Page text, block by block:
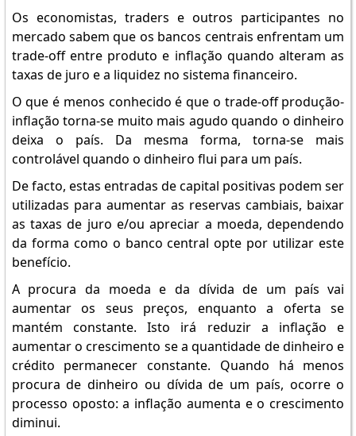
Os economistas, traders e outros participantes no
mercado sabem que os bancos centrais enfrentam um
trade-off entre produto e inflação quando alteram as
taxas de juro e a liquidez no sistema financeiro.
O que é menos conhecido é que o trade-off produção-
inflação torna-se muito mais agudo quando o dinheiro
deixa o país. Da mesma forma, torna-se mais
controlável quando o dinheiro flui para um país.
De facto, estas entradas de capital positivas podem ser
utilizadas para aumentar as reservas cambiais, baixar
as taxas de juro e/ou apreciar a moeda, dependendo
da forma como o banco central opte por utilizar este
benefício.
A procura da moeda e da dívida de um país vai
aumentar os seus preços, enquanto a oferta se
mantém constante. Isto irá reduzir a inflação e
aumentar o crescimento se a quantidade de dinheiro e
crédito permanecer constante. Quando há menos
procura de dinheiro ou dívida de um país, ocorre o
processo oposto: a inflação aumenta e o crescimento
diminui.